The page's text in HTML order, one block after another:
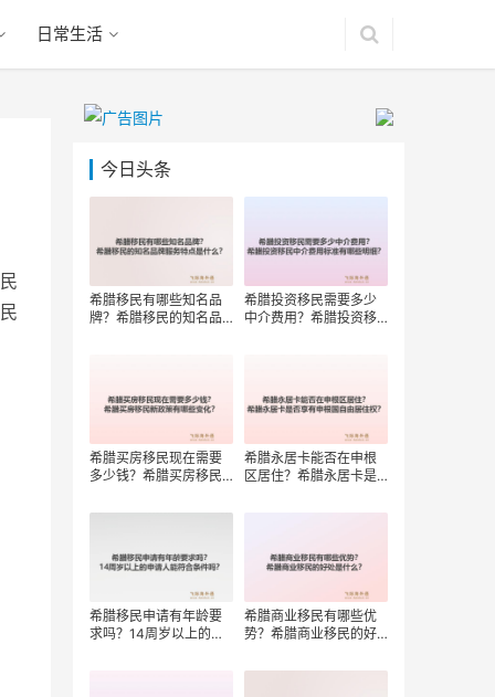
日常生活
今日头条
希腊移民有哪些知名品
牌？希腊移民的知名品
希腊投资移民需要多少
中介费用？希腊投资移
希腊买房移民现在需要
多少钱？希腊买房移民
希腊永居卡能否在申根
区居住？希腊永居卡是
希腊移民申请有年龄要
求吗？14周岁以上的申
希腊商业移民有哪些优
势？希腊商业移民的好